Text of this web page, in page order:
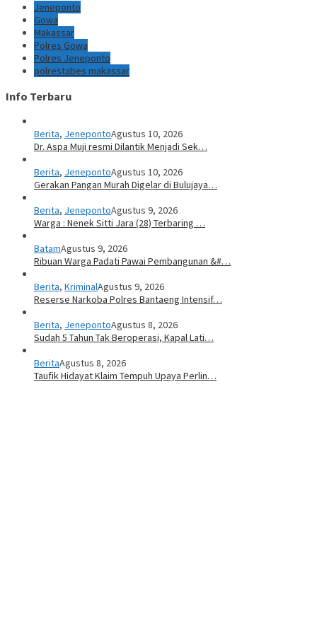
Jeneponto
Gowa
Makassar
Polres Gowa
Polres Jeneponto
polrestabes makassar
Info Terbaru
Berita, JenepontoAgustus 10, 2026
Dr. Aspa Muji resmi Dilantik Menjadi Sek…
Berita, JenepontoAgustus 10, 2026
Gerakan Pangan Murah Digelar di Bulujaya…
Berita, JenepontoAgustus 9, 2026
Warga : Nenek Sitti Jara (28) Terbaring …
BatamAgustus 9, 2026
Ribuan Warga Padati Pawai Pembangunan &#…
Berita, KriminalAgustus 9, 2026
Reserse Narkoba Polres Bantaeng Intensif…
Berita, JenepontoAgustus 8, 2026
Sudah 5 Tahun Tak Beroperasi, Kapal Lati…
BeritaAgustus 8, 2026
Taufik Hidayat Klaim Tempuh Upaya Perlin…